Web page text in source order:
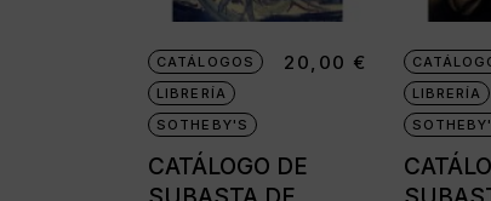
Proyectores
Súper 8
Tomavistas
CATÁLOGOS
LIBRERÍA
SOTHEBY'S
CATÁLOGO DE
20,00 €
LIBRERÍA